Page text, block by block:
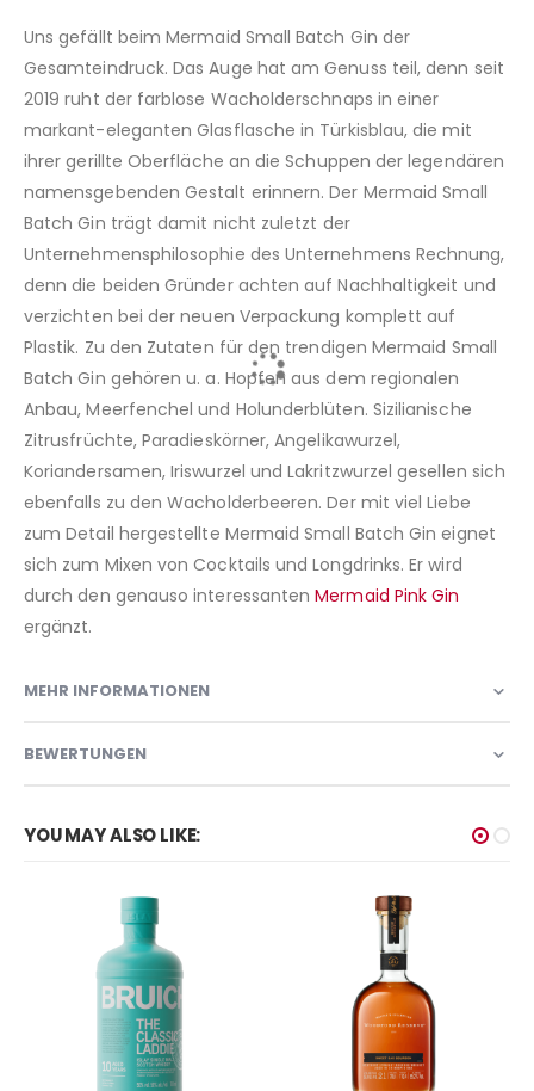
Uns gefällt beim Mermaid Small Batch Gin der
Gesamteindruck. Das Auge hat am Genuss teil, denn seit
2019 ruht der farblose Wacholderschnaps in einer
markant-eleganten Glasflasche in Türkisblau, die mit
ihrer gerillte Oberfläche an die Schuppen der legendären
namensgebenden Gestalt erinnern. Der Mermaid Small
Batch Gin trägt damit nicht zuletzt der
Unternehmensphilosophie des Unternehmens Rechnung,
denn die beiden Gründer achten auf Nachhaltigkeit und
verzichten bei der neuen Verpackung komplett auf
Plastik. Zu den Zutaten für den trendigen Mermaid Small
Batch Gin gehören u. a. Hopfen aus dem regionalen
Anbau, Meerfenchel und Holunderblüten. Sizilianische
Zitrusfrüchte, Paradieskörner, Angelikawurzel,
Koriandersamen, Iriswurzel und Lakritzwurzel gesellen sich
ebenfalls zu den Wacholderbeeren. Der mit viel Liebe
zum Detail hergestellte Mermaid Small Batch Gin eignet
sich zum Mixen von Cocktails und Longdrinks. Er wird
durch den genauso interessantenMermaid Pink Gin
ergänzt.
MEHR INFORMATIONEN
BEWERTUNGEN
YOU MAY ALSO LIKE: